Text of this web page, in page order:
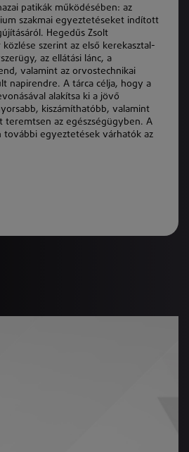
patikák működésében: az
szakmai egyeztetéseket indított
Hegedűs Zsolt
szerint az első kerekasztal-
az ellátási lánc, a
valamint az orvostechnikai
napirendre. A tárca célja, hogy a
alakítsa ki a jövő
kiszámíthatóbb, valamint
teremtsen az egészségügyben. A
további egyeztetések várhatók az